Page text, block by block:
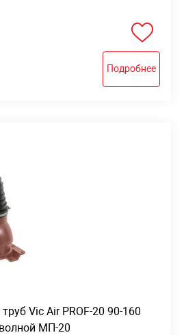
Подробнее
Vic Air PROF-20 90-160
МП-20